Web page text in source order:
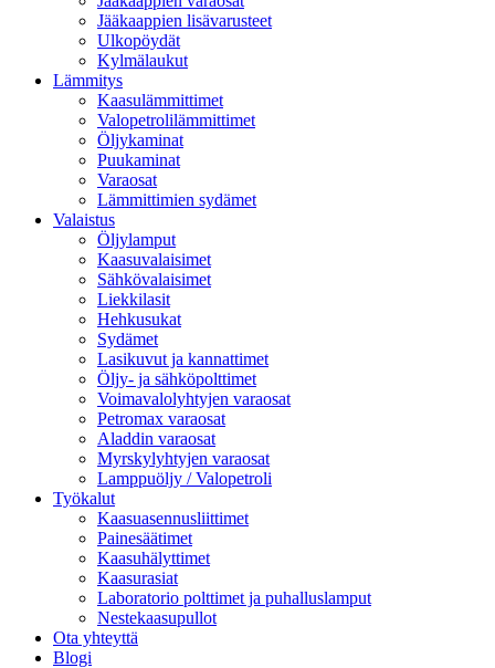
Jääkaappien lisävarusteet
Ulkopöydät
Kylmälaukut
Lämmitys
Kaasulämmittimet
Valopetrolilämmittimet
Öljykaminat
Puukaminat
Varaosat
Lämmittimien sydämet
Valaistus
Öljylamput
Kaasuvalaisimet
Sähkövalaisimet
Liekkilasit
Hehkusukat
Sydämet
Lasikuvut ja kannattimet
Öljy- ja sähköpolttimet
Voimavalolyhtyjen varaosat
Petromax varaosat
Aladdin varaosat
Myrskylyhtyjen varaosat
Lamppuöljy / Valopetroli
Työkalut
Kaasuasennusliittimet
Painesäätimet
Kaasuhälyttimet
Kaasurasiat
Laboratorio polttimet ja puhalluslamput
Nestekaasupullot
Ota yhteyttä
Blogi